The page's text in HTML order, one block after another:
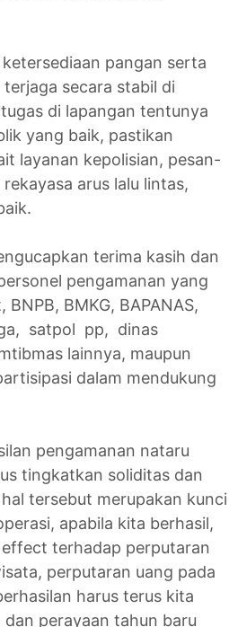
pangan serta
secara stabil di
di lapangan tentunya
yang baik, pastikan
layanan kepolisian, pesan-
arus lalu lintas,
terima kasih dan
pengamanan yang
BMKG, BAPANAS,
satpol pp, dinas
lainnya, maupun
dalam mendukung
pengamanan nataru
tingkatkan soliditas dan
tersebut merupakan kunci
apabila kita berhasil,
terhadap perputaran
perputaran uang pada
harus terus kita
perayaan tahun baru